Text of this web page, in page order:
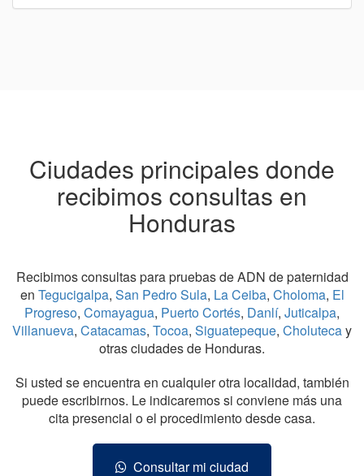
Ciudades principales donde
recibimos consultas en
Honduras
Recibimos consultas para pruebas de ADN de paternidad
en Tegucigalpa, San Pedro Sula, La Ceiba, Choloma, El
Progreso, Comayagua, Puerto Cortés, Danlí, Juticalpa,
Villanueva, Catacamas, Tocoa, Siguatepeque, Cholutecay
otras ciudades de Honduras.
Si usted se encuentra en cualquier otra localidad, también
puede escribirnos. Le indicaremos si conviene más una
cita presencial o el procedimiento desde casa.
Consultar mi ciudad